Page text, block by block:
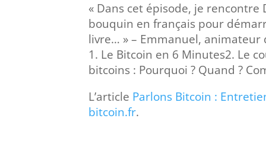
« Dans cet épisode, je rencontre
bouquin en français pour
livre… » – Emmanuel, animateur
1. Le Bitcoin en 6 Minutes2. Le
bitcoins : Pourquoi ? Quand ?
L’article Parlons Bitcoin :
bitcoin.fr.